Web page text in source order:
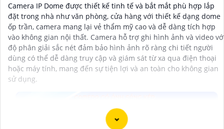
Camera IP Dome được thiết kế tinh tế và bắt mắt phù hợp lắp
đặt trong nhà như văn phòng, cửa hàng với thiết kế dạng dome
ốp trần, camera mang lại vẻ thẩm mỹ cao và dễ dàng tích hợp
vào không gian nội thất. Camera hỗ trợ ghi hình ảnh và video
độ phân giải sắc nét đảm bảo hình ảnh rõ ràng chi tiết người
dùng có thể dễ dàng truy cập và giám sát từ xa qua điện thoại
hoặc máy tính, mang đến sự tiện lợi và an toàn cho không gian
sử dụng.